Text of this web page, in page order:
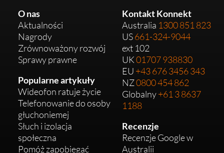
O nas
Aktualności
Nagrody
Zrównoważony rozwój
Sprawy prawne
Popularne artykuły
Wideofon ratuje życie
Telefonowanie do osoby
głuchoniemej
Słuch i izolacja
społeczna
Pomóż zapobiegać
Kontakt Konnekt
Australia 1300 851 823
US661-324-9044
ext 102
UK01707 938830
EU +43 676 3456 343
NZ0800 454 862
Globalny+61 3 8637
1188
Recenzje
Recenzje Google w
Australii